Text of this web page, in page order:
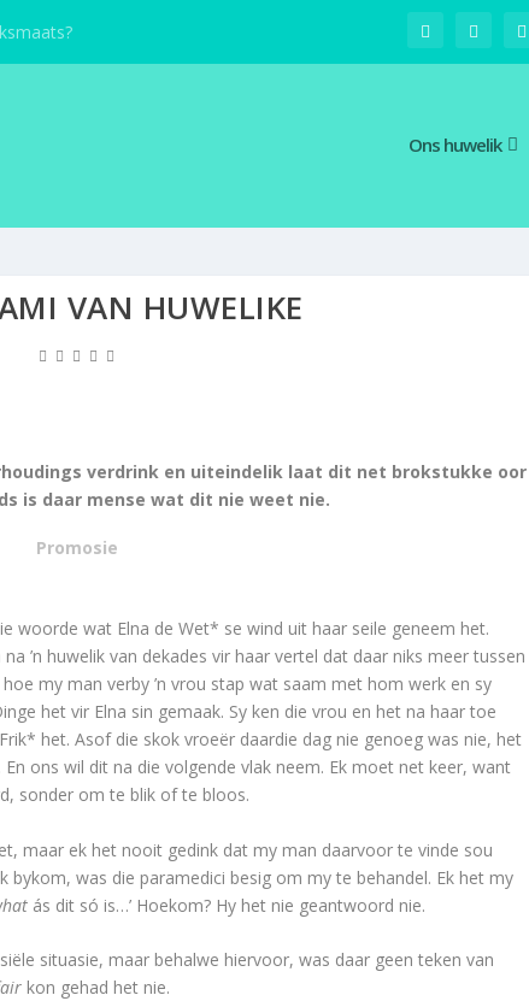
Ons huwelik
VAN HUWELIKE
verdrink en uiteindelik laat dit net brokstukke oor
is daar mense wat dit nie weet nie.
Promosie
woorde wat Elna de Wet* se wind uit haar seile geneem het.
’n huwelik van deka­des vir haar vertel dat daar niks meer tussen
my man verby ’n vrou stap wat saam met hom werk en sy
het vir Elna sin gemaak. Sy ken die vrou en het na haar toe
het. Asof die skok vroeër daardie dag nie genoeg was nie, het
ons wil dit na die volgende vlak neem. Ek moet net keer, want
sonder om te blik of te bloos.
maar ek het nooit gedink dat my man daarvoor te vinde sou
bykom, was die paramedici besig om my te behandel. Ek het my
ás dit só is…’ Hoekom? Hy het nie geantwoord nie.
situasie, maar behalwe hiervoor, was daar geen teken van
kon gehad het nie.